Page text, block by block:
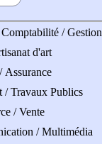
/ Gestion
d'art
Assurance
/ Travaux Publics
/ Vente
/ Multimédia